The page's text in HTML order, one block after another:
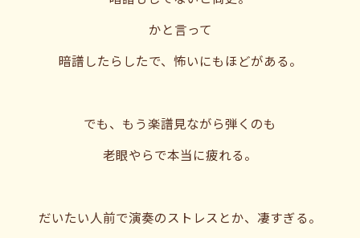
かと言って
暗譜したらしたで、怖いにもほどがある。
でも、もう楽譜見ながら弾くのも
老眼やらで本当に疲れる。
だいたい人前で演奏のストレスとか、凄すぎる。